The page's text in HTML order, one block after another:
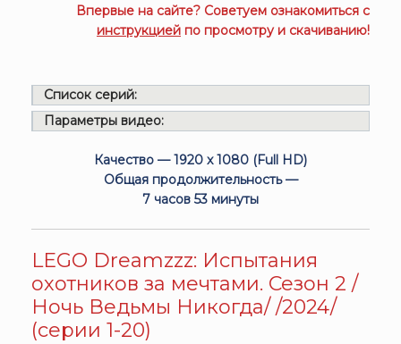
Впервые на сайте? Советуем ознакомиться с
инструкцией по просмотру и скачиванию!
Список серий:
Параметры видео:
Качество — 1920 x 1080 (Full HD)
Общая продолжительность —
7 часов 53 минуты
LEGO Dreamzzz: Испытания
охотников за мечтами. Сезон 2 /
Ночь Ведьмы Никогда/ /2024/
(серии 1-20)